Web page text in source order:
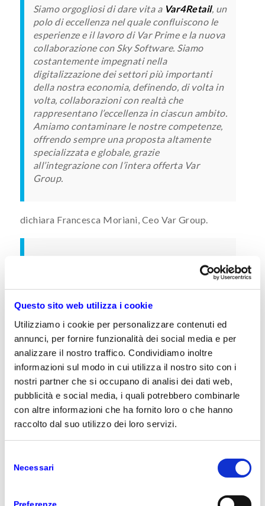
Questo sito web utilizza i cookie
Utilizziamo i cookie per personalizzare contenuti ed
annunci, per fornire funzionalità dei social media e per
analizzare il nostro traffico. Condividiamo inoltre
informazioni sul modo in cui utilizza il nostro sito con i
nostri partner che si occupano di analisi dei dati web,
pubblicità e social media, i quali potrebbero combinarle
con altre informazioni che ha fornito loro o che hanno
raccolto dal suo utilizzo dei loro servizi.
delNecessari
Siamo orgogliosi di dare vita a Var4Retail, un
polo di eccellenza nel quale confluiscono le
esperienze e il lavoro di Var Prime e la nuova
collaborazione con Sky Software. Siamo
costantemente impegnati nella
digitalizzazione dei settori più importanti
della nostra economia, definendo, di volta in
volta, collaborazioni con realtà che
rappresentano l’eccellenza in ciascun ambito.
Amiamo contaminare le nostre competenze,
offrendo sempre una proposta altamente
specializzata e globale, grazie
all’integrazione con l’intera offerta Var
Group.
dichiara Francesca Moriani, Ceo Var Group.
Dinamo, saremo in grado di estendere le
nostre soluzioni di settore e rafforzare la
capillare su tutto il territorio nazionale. In
questo modo, inoltre, sviluppiamo importanti
sinergie sui clienti esistenti che
beneficeranno di una nuova roadmap
evolutiva per le loro attuali soluzioni retail,
anche in ottica Cloud.
un partner strategico che ci consentisse di